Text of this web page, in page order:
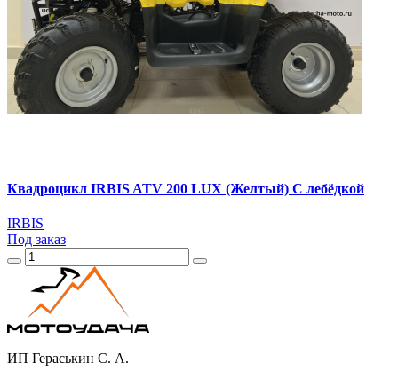
Квадроцикл IRBIS ATV 200 LUX (Желтый) С лебёдкой
IRBIS
Под заказ
ИП Гераськин С. А.